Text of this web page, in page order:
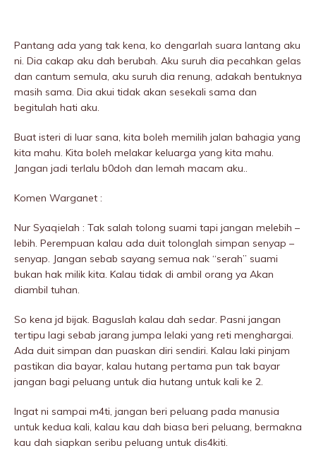
Pantang ada yang tak kena, ko dengarlah suara lantang aku
ni. Dia cakap aku dah berubah. Aku suruh dia pecahkan gelas
dan cantum semula, aku suruh dia renung, adakah bentuknya
masih sama. Dia akui tidak akan sesekali sama dan
begitulah hati aku.
Buat isteri di luar sana, kita boleh memilih jalan bahagia yang
kita mahu. Kita boleh melakar keluarga yang kita mahu.
Jangan jadi terlalu b0doh dan lemah macam aku..
Komen Warganet :
Nur Syaqielah : Tak salah tolong suami tapi jangan melebih –
lebih. Perempuan kalau ada duit tolonglah simpan senyap –
senyap. Jangan sebab sayang semua nak “serah” suami
bukan hak milik kita. Kalau tidak di ambil orang ya Akan
diambil tuhan.
So kena jd bijak. Baguslah kalau dah sedar. Pasni jangan
tertipu lagi sebab jarang jumpa lelaki yang reti menghargai.
Ada duit simpan dan puaskan diri sendiri. Kalau laki pinjam
pastikan dia bayar, kalau hutang pertama pun tak bayar
jangan bagi peluang untuk dia hutang untuk kali ke 2.
Ingat ni sampai m4ti, jangan beri peluang pada manusia
untuk kedua kali, kalau kau dah biasa beri peluang, bermakna
kau dah siapkan seribu peluang untuk dis4kiti.